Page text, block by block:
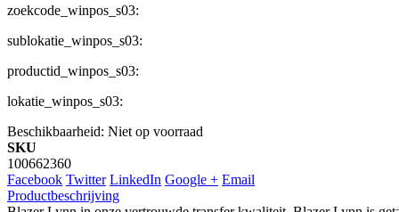
zoekcode_winpos_s03:
sublokatie_winpos_s03:
productid_winpos_s03:
lokatie_winpos_s03:
Beschikbaarheid: Niet op voorraad
SKU
100662360
Facebook Twitter LinkedIn Google + Email
Productbeschrijving